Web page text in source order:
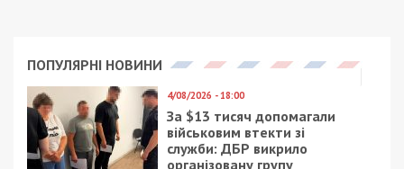
Приєднуйтесь також до 49000 в Google News. Слідкуйте
за останніми новинами!
Приєднатися